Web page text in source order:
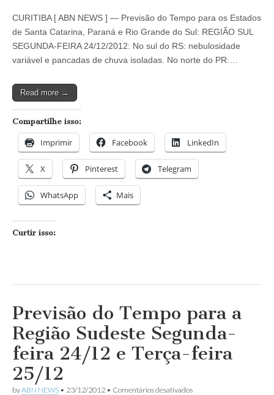
Tempo
para
Região
Sul
CURITIBA [ ABN NEWS ] — Previsão do Tempo para os Estados
de Santa Catarina, Paraná e Rio Grande do Sul: REGIÃO SUL
SEGUNDA-FEIRA 24/12/2012: No sul do RS: nebulosidade
variável e pancadas de chuva isoladas. No norte do PR:…
Read more →
Compartilhe isso:
Imprimir Facebook LinkedIn
X Pinterest Telegram
WhatsApp Mais
Curtir isso:
Previsão do Tempo para a
Região Sudeste Segunda-
feira 24/12 e Terça-feira
25/12
byABN NEWS • 23/12/2012 • Comentários desativadosem